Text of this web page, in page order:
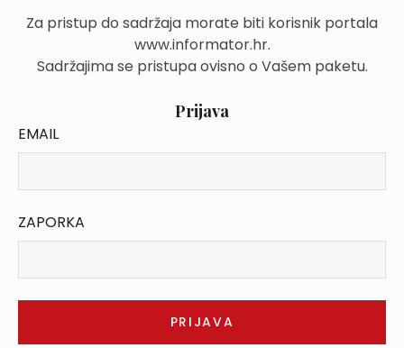
Za pristup do sadržaja morate biti korisnik portala
www.informator.hr.
Sadržajima se pristupa ovisno o Vašem paketu.
Prijava
EMAIL
ZAPORKA